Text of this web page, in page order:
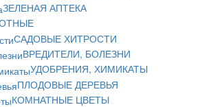
ЗЕЛЕНАЯ АПТЕКА
САДОВЫЕ ХИТРОСТИ
ВРЕДИТЕЛИ, БОЛЕЗНИ
УДОБРЕНИЯ, ХИМИКАТЫ
ПЛОДОВЫЕ ДЕРЕВЬЯ
КОМНАТНЫЕ ЦВЕТЫ